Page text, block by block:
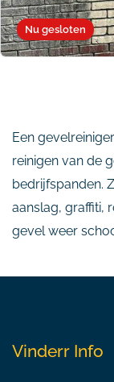
Nu gesloten
Een
reinigen van de
bedrijfspanden.
aanslag, graffiti,
gevel weer
Vinderr Info